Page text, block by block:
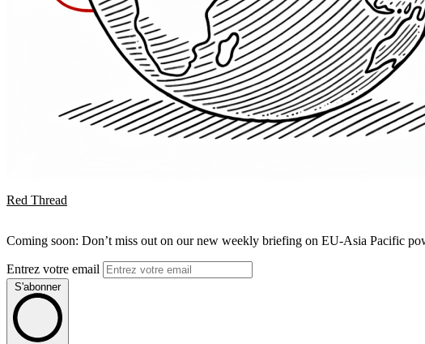
Red Thread
Coming soon: Don’t miss out on our new weekly briefing on EU-Asia Pacific
Entrez votre email
S'abonner